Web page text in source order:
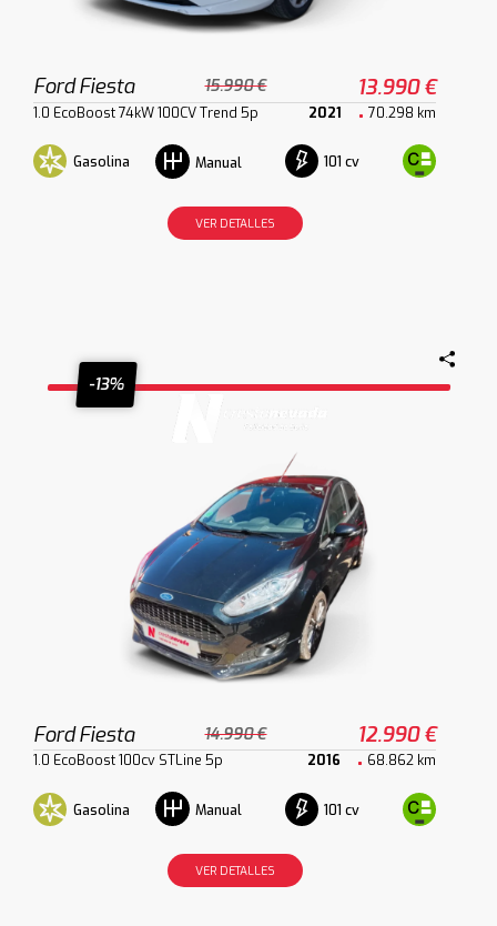
Ford Fiesta 15.990 € 13.990 €
1.0 EcoBoost 74kW 100CV Trend 5p 2021 70.298 km
Gasolina Manual 101 cv
VER DETALLES
-13%
Ford Fiesta 14.990 € 12.990 €
1.0 EcoBoost 100cv STLine 5p 2016 68.862 km
Gasolina Manual 101 cv
VER DETALLES